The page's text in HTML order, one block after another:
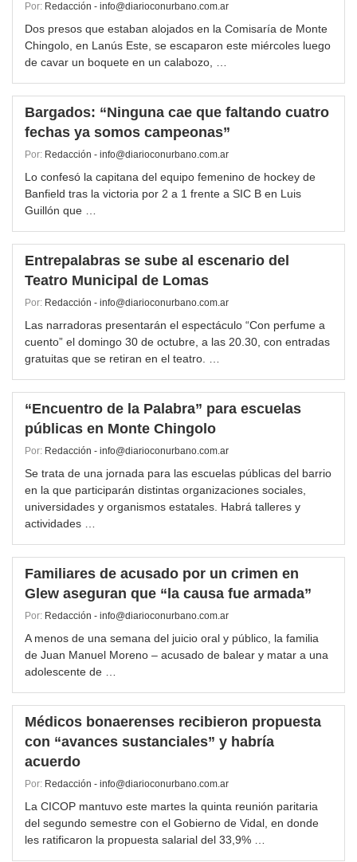
Por: Redacción - info@diarioconurbano.com.ar
Dos presos que estaban alojados en la Comisaría de Monte
Chingolo, en Lanús Este, se escaparon este miércoles luego
de cavar un boquete en un calabozo, …
Bargados: “Ninguna cae que faltando cuatro
fechas ya somos campeonas”
Por: Redacción - info@diarioconurbano.com.ar
Lo confesó la capitana del equipo femenino de hockey de
Banfield tras la victoria por 2 a 1 frente a SIC B en Luis
Guillón que …
Entrepalabras se sube al escenario del
Teatro Municipal de Lomas
Por: Redacción - info@diarioconurbano.com.ar
Las narradoras presentarán el espectáculo “Con perfume a
cuento” el domingo 30 de octubre, a las 20.30, con entradas
gratuitas que se retiran en el teatro. …
“Encuentro de la Palabra” para escuelas
públicas en Monte Chingolo
Por: Redacción - info@diarioconurbano.com.ar
Se trata de una jornada para las escuelas públicas del barrio
en la que participarán distintas organizaciones sociales,
universidades y organismos estatales. Habrá talleres y
actividades …
Familiares de acusado por un crimen en
Glew aseguran que “la causa fue armada”
Por: Redacción - info@diarioconurbano.com.ar
A menos de una semana del juicio oral y público, la familia
de Juan Manuel Moreno – acusado de balear y matar a una
adolescente de …
Médicos bonaerenses recibieron propuesta
con “avances sustanciales” y habría
acuerdo
Por: Redacción - info@diarioconurbano.com.ar
La CICOP mantuvo este martes la quinta reunión paritaria
del segundo semestre con el Gobierno de Vidal, en donde
les ratificaron la propuesta salarial del 33,9% …